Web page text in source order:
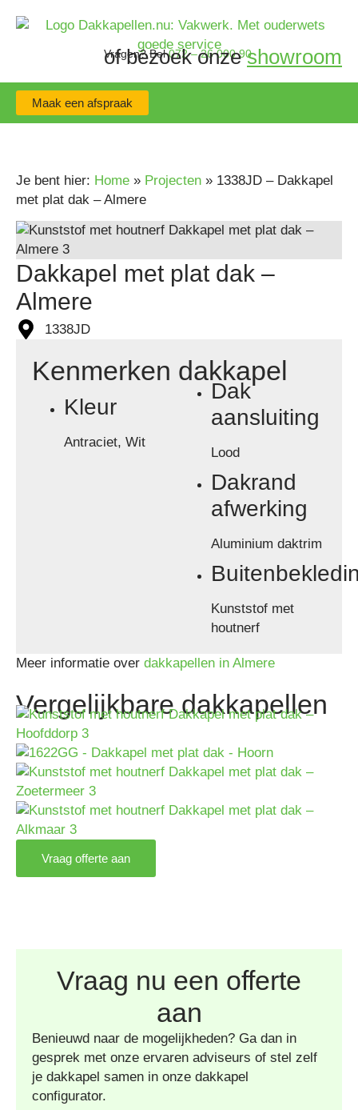
Vragen?Bel072 – 26 000 90
of bezoek onzeshowroom
Maak een afspraak
Je bent hier: Home » Projecten » 1338JD – Dakkapel
met plat dak – Almere
Dakkapel met plat dak –
Almere
1338JD
Kenmerken dakkapel
Kleur
Antraciet, Wit
Dak
aansluiting
Lood
Dakrand
afwerking
Aluminium daktrim
Kunststof met
houtnerf
Meer informatie over dakkapellen in Almere
Vergelijkbare dakkapellen
Vraag offerte aan
Vraag nu een offerte
aan
Benieuwd naar de mogelijkheden? Ga dan in
gesprek met onze ervaren adviseurs of stel zelf
je dakkapel samen in onze dakkapel
configurator.